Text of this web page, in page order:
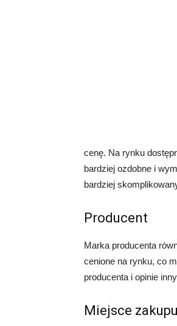
cenę. Na rynku
bardziej ozdobne i
bardziej
Producent
Marka producenta
cenione na rynku, co
producenta i opinie
Miejsce zakupu